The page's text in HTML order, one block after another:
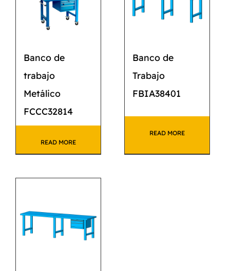
Banco de
trabajo
Metálico
FCCC32814
READ MORE
Banco de
Trabajo
FBIA38401
READ MORE